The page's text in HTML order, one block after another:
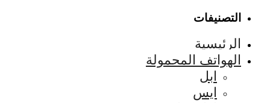
التصنيفات
الرئيسية
الهواتف المحمولة
ابل
ايس